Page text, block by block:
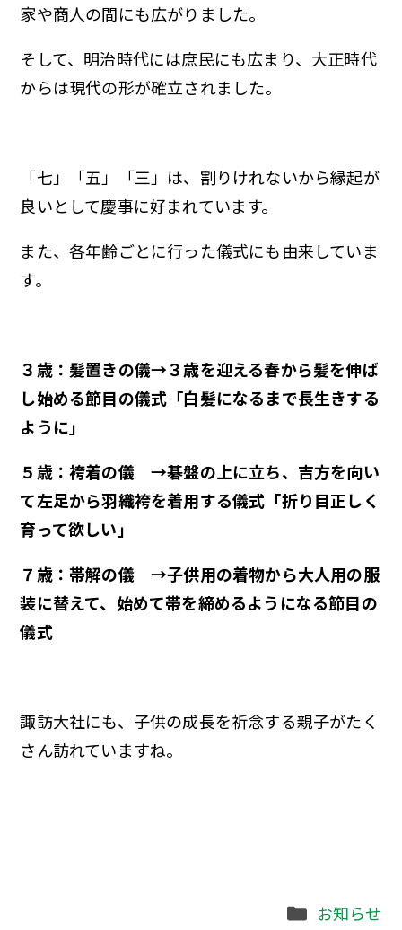
家や商人の間にも広がりました。
そして、明治時代には庶民にも広まり、大正時代
からは現代の形が確立されました。
「七」「五」「三」は、割りけれないから縁起が
良いとして慶事に好まれています。
また、各年齢ごとに行った儀式にも由来していま
す。
３歳：髪置きの儀→３歳を迎える春から髪を伸ば
し始める節目の儀式「白髪になるまで長生きする
ように」
５歳：袴着の儀 →碁盤の上に立ち、吉方を向い
て左足から羽織袴を着用する儀式「折り目正しく
育って欲しい」
７歳：帯解の儀 →子供用の着物から大人用の服
装に替えて、始めて帯を締めるようになる節目の
儀式
諏訪大社にも、子供の成長を祈念する親子がたく
さん訪れていますね。
Categories
お知らせ